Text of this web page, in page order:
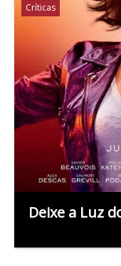
Críticas
Deixe a Luz